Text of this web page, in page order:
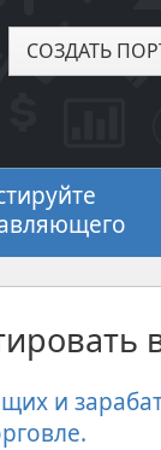
СОЗДАТЬ
и